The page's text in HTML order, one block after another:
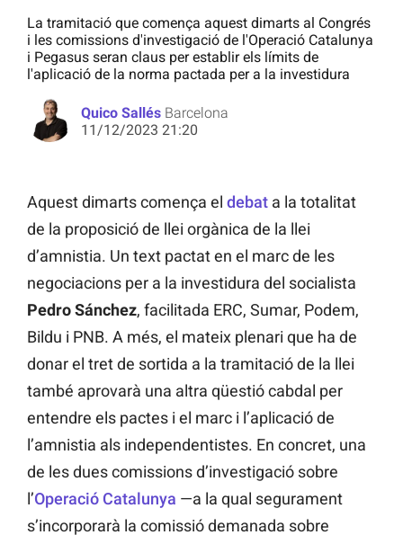
La tramitació que comença aquest dimarts al Congrés
i les comissions d'investigació de l'Operació Catalunya
i Pegasus seran claus per establir els límits de
l'aplicació de la norma pactada per a la investidura
Quico Sallés Barcelona
11/12/2023 21:20
Aquest dimarts comença el debat a la totalitat
de la proposició de llei orgànica de la llei
d’amnistia. Un text pactat en el marc de les
negociacions per a la investidura del socialista
Pedro Sánchez, facilitada ERC, Sumar, Podem,
Bildu i PNB. A més, el mateix plenari que ha de
donar el tret de sortida a la tramitació de la llei
també aprovarà una altra qüestió cabdal per
entendre els pactes i el marc i l’aplicació de
l’amnistia als independentistes. En concret, una
de les dues comissions d’investigació sobre
l’Operació Catalunya —a la qual segurament
s’incorporarà la comissió demanada sobre